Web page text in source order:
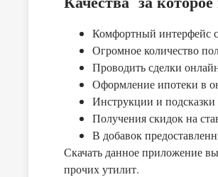
Комфортный интерфейс
Огромное количество
Проводить сделки
Оформление ипотеки в
Инструкции и
Получения скидок на
В добавок
Скачать данное приложение
прочих утилит.